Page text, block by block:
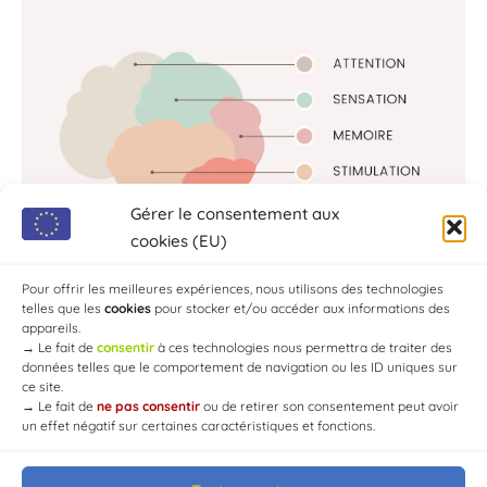
Gérer le consentement aux
cookies (EU)
Pour offrir les meilleures expériences, nous utilisons des technologies
telles que les cookies pour stocker et/ou accéder aux informations des
appareils.
→ Le fait de consentir à ces technologies nous permettra de traiter des
données telles que le comportement de navigation ou les ID uniques sur
ce site.
→ Le fait de ne pas consentir ou de retirer son consentement peut avoir
un effet négatif sur certaines caractéristiques et fonctions.